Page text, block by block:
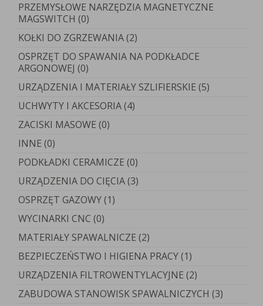
PRZEMYSŁOWE NARZĘDZIA MAGNETYCZNE
MAGSWITCH (0)
KOŁKI DO ZGRZEWANIA (2)
OSPRZĘT DO SPAWANIA NA PODKŁADCE
ARGONOWEJ (0)
URZĄDZENIA I MATERIAŁY SZLIFIERSKIE (5)
UCHWYTY I AKCESORIA (4)
ZACISKI MASOWE (0)
INNE (0)
PODKŁADKI CERAMICZE (0)
URZĄDZENIA DO CIĘCIA (3)
OSPRZĘT GAZOWY (1)
WYCINARKI CNC (0)
MATERIAŁY SPAWALNICZE (2)
BEZPIECZEŃSTWO I HIGIENA PRACY (1)
URZĄDZENIA FILTROWENTYLACYJNE (2)
ZABUDOWA STANOWISK SPAWALNICZYCH (3)